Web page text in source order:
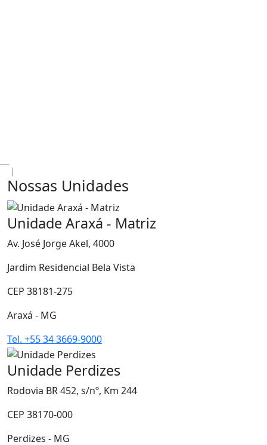
Nossas Unidades
Unidade Araxá - Matriz
Av. José Jorge Akel, 4000
Jardim Residencial Bela Vista
CEP 38181-275
Araxá - MG
Tel. +55 34 3669-9000
Unidade Perdizes
Rodovia BR 452, s/nº, Km 244
CEP 38170-000
Perdizes - MG